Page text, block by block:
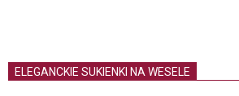
ELEGANCKIE SUKIENKI NA WESELE